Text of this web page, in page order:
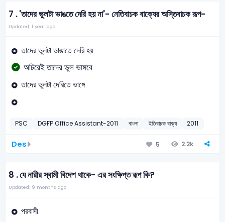
7 .'তাদের ভুলটা ভাঙতে দেরি হয় না'- নেতিবাচক বাক্যের অস্তিবাচক রূপ-
Updated: 1 year ago
তাদের ভুলটা ভাঙাতে দেরি হয়
অচিরেই তাদের ভুল ভাঙ্গবে
তাদের ভুলটা দেরিতে ভাঙ্গে
PSC DGFP Office Assistant-2011 বাংলা ইতিবাচক বাক্য 2011
Des 5 2.2k
8 .যে নারীর স্বামী বিদেশ থাকে- এর সংক্ষিপ্ত রূপ কি?
Updated: 9 months ago
পরবাসী